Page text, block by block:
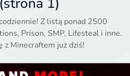
Z listą ponad 2500
Prison, SMP, Lifesteal i inne.
z Minecraftem już dziś!